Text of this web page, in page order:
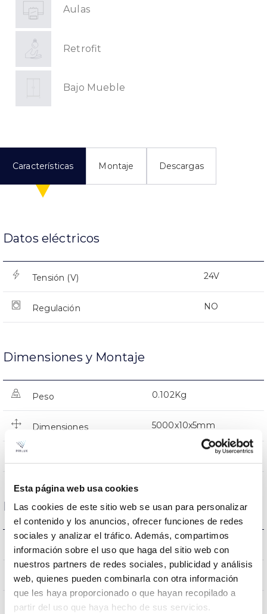
Esta página web usa cookies
Las cookies de este sitio web se usan para personalizar
el contenido y los anuncios, ofrecer funciones de redes
sociales y analizar el tráfico. Además, compartimos
información sobre el uso que haga del sitio web con
nuestros partners de redes sociales, publicidad y análisis
web, quienes pueden combinarla con otra información
que les haya proporcionado o que hayan recopilado a
partir del uso que haya hecho de sus servicios.
Aulas
Retrofit
Bajo Mueble
Características Montaje Descargas
Datos eléctricos
Tensión (V) 24V
Regulación NO
Dimensiones y Montaje
Peso 0.102Kg
Dimensiones 5000x10x5mm
Datos ópticos
Temperatura de color
CRI Índice de repr. cromática 80